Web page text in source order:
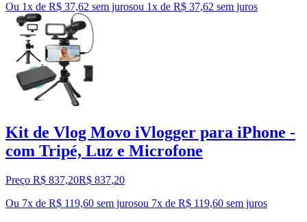
Ou 1x de R$ 37,62 sem jurosou 1x de R$ 37,62 sem juros
Kit de Vlog Movo iVlogger para iPhone -
com Tripé, Luz e Microfone
Preço R$ 837,20R$ 837,20
Ou 7x de R$ 119,60 sem jurosou 7x de R$ 119,60 sem juros